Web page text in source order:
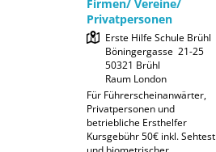
Firmen/ Vereine/
Privatpersonen
Erste Hilfe Schule Brühl
Böningergasse  21-25
50321 Brühl
Raum London
Für Führerscheinanwärter,
Privatpersonen und
betriebliche Ersthelfer
Kursgebühr 50€ inkl. Sehtest